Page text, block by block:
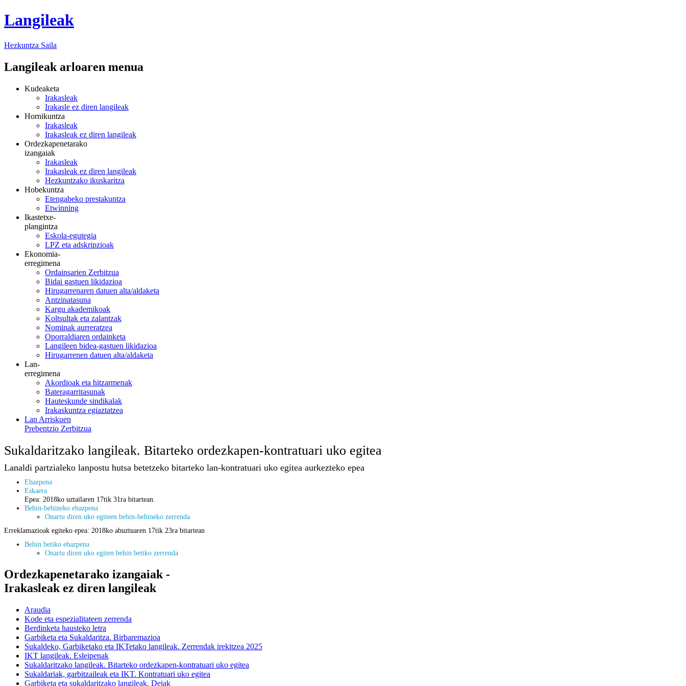
Langileak
Hezkuntza Saila
Langileak arloaren menua
Kudeaketa
Irakasleak
Irakasle ez diren langileak
Hornikuntza
Irakasleak
Irakasleak ez diren langileak
Ordezkapenetarako
izangaiak
Irakasleak
Irakasleak ez diren langileak
Hezkuntzako ikuskaritza
Hobekuntza
Etengabeko prestakuntza
Etwinning
Ikastetxe-
plangintza
Eskola-egutegia
LPZ eta adskripzioak
Ekonomia-
erregimena
Ordainsarien Zerbitzua
Bidai gastuen likidazioa
Hirugarrenaren datuen alta/aldaketa
Antzinatasuna
Kargu akademikoak
Koltsultak eta zalantzak
Nominak aurreratzea
Oporraldiaren ordainketa
Langileen bidea-gastuen likidazioa
Hirugarrenen datuen alta/aldaketa
Lan-
erregimena
Akordioak eta hitzarmenak
Bateragarritasunak
Hauteskunde sindikalak
Irakaskuntza egiaztatzea
Lan Arriskuen
Prebentzio Zerbitzua
Sukaldaritzako langileak. Bitarteko ordezkapen-kontratuari uko egitea
Lanaldi partzialeko lanpostu hutsa betetzeko bitarteko lan-kontratuari uko egitea aurkezteko epea
Ebazpena
Eskaera
Epea: 2018ko uztailaren 17tik 31ra bitartean.
Behin-behineko ebazpena
Onartu diren uko egiteen behin-behineko zerrenda
Erreklamazioak egiteko epea: 2018ko abuztuaren 17tik 23ra bitartean
Behin betiko ebazpena
Onartu diren uko egiten behin betiko zerrenda
Ordezkapenetarako izangaiak -
Irakasleak ez diren langileak
Araudia
Kode eta espezialitateen zerrenda
Berdinketa hausteko letra
Garbiketa eta Sukaldaritza. Birbaremazioa
Sukaldeko, Garbiketako eta IKTetako langileak. Zerrendak irekitzea 2025
IKT langileak. Esleipenak
Sukaldaritzako langileak. Bitarteko ordezkapen-kontratuari uko egitea
Sukaldariak, garbitzaileak eta IKT. Kontratuari uko egitea
Garbiketa eta sukaldaritzako langileak. Deiak